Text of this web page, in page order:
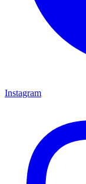
Instagram